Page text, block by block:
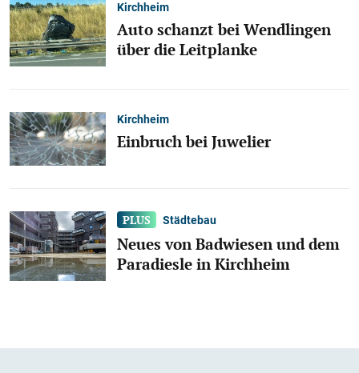
Kirchheim
Auto schanzt bei Wendlingen
über die Leitplanke
Kirchheim
Einbruch bei Juwelier
Städtebau
Neues von Badwiesen und dem
Paradiesle in Kirchheim